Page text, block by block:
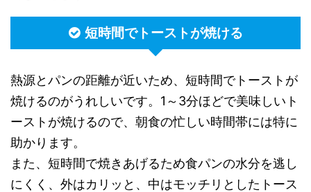
短時間でトーストが焼ける
熱源とパンの距離が近いため、短時間でトーストが
焼けるのがうれしいです。1～3分ほどで美味しいト
ーストが焼けるので、朝食の忙しい時間帯には特に
助かります。
また、短時間で焼きあげるため食パンの水分を逃し
にくく、外はカリッと、中はモッチリとしたトース